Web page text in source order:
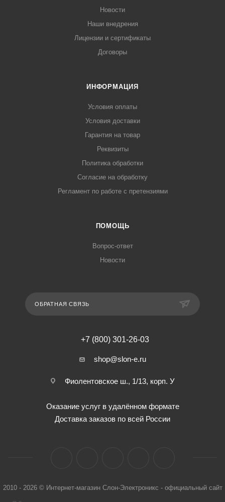
Новости
Наши внедрения
Лицензии и сертификаты
Договоры
ИНФОРМАЦИЯ
Условия оплаты
Условия доставки
Гарантия на товар
Реквизиты
Политика обработки
Согласие на обработку
Регламент по работе с претензиями
ПОМОЩЬ
Вопрос-ответ
Новости
ОБРАТНАЯ СВЯЗЬ
+7 (800) 301-26-03
shop@slon-e.ru
Фиолентовское ш., 1/13, корп. У
Оказание услуг в удалённом формате
Доставка заказов по всей России
2010 - 2026 © Интернет-магазин Слон-Электроникс - официальный сайт